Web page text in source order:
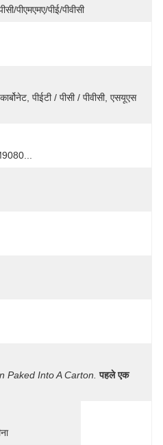
पीएमएमए/पीई/पीवीसी
पीईटी / पीसी / पीवीसी, एसयूएस
Paked Into A Carton. पहले एक